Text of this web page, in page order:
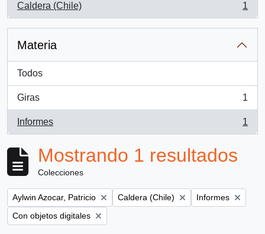
Caldera (Chile)
, 1 resultados
1
Materia
Todos
Giras
, 1 resultados
1
Informes
, 1 resultados
1
Mostrando 1 resultados
Colecciones
Remove filter:
Aylwin Azocar, Patricio Remove filter:
Caldera (Chile) Remove filter:
Informes
Remove filter:
Con objetos digitales